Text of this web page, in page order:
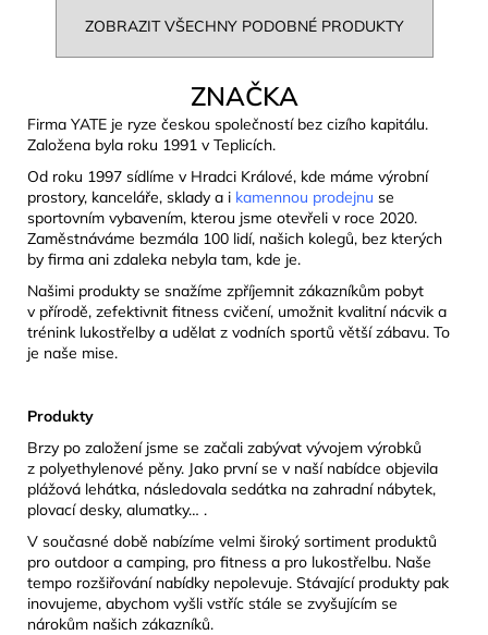
ZOBRAZIT VŠECHNY PODOBNÉ PRODUKTY
ZNAČKA
Firma YATE je ryze českou společností bez cizího kapitálu.
Založena byla roku 1991 v Teplicích.
Od roku 1997 sídlíme v Hradci Králové, kde máme výrobní
prostory, kanceláře, sklady a i kamennou prodejnu se
sportovním vybavením, kterou jsme otevřeli v roce 2020.
Zaměstnáváme bezmála 100 lidí, našich kolegů, bez kterých
by firma ani zdaleka nebyla tam, kde je.
Našimi produkty se snažíme zpříjemnit zákazníkům pobyt
v přírodě, zefektivnit fitness cvičení, umožnit kvalitní nácvik a
trénink lukostřelby a udělat z vodních sportů větší zábavu. To
je naše mise.
Produkty
Brzy po založení jsme se začali zabývat vývojem výrobků
z polyethylenové pěny. Jako první se v naší nabídce objevila
plážová lehátka, následovala sedátka na zahradní nábytek,
plovací desky, alumatky… .
V současné době nabízíme velmi široký sortiment produktů
pro outdoor a camping, pro fitness a pro lukostřelbu. Naše
tempo rozšiřování nabídky nepolevuje. Stávající produkty pak
inovujeme, abychom vyšli vstříc stále se zvyšujícím se
nárokům našich zákazníků.